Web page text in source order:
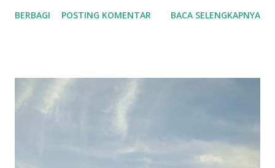
dari jantan. Jantan mempunyai lentera lebih besar dari
kedipan lentera jantan dan direspon oleh betina adalah
digunakan untuk berburu kunang betina dengan
menggunakan kedipan cahaya dari pen light untuk meniru
BERBAGI POSTING KOMENTAR BACA SELENGKAPNYA